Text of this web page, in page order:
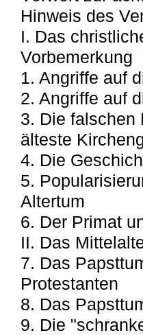
Hinweis des
I. Das
Vorbemerkung
1. Angriffe auf
2. Angriffe auf
3. Die falschen
älteste
4. Die
5.
Altertum
6. Der Primat
II. Das
7. Das
Protestanten
8. Das
9. Die